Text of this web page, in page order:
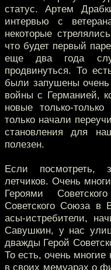
статус. Артем
интервью с
некоторые
что будет первый
еще два года
продвинуться. То
были запушены
войны с Германией,
новые только-
только начали
становления для
полезен.
Если посмотреть,
летчиков. Очень
Героями
Советского Союза в
асы-истребители,
Савушкин, у нас
дважды Герой
То есть, очень
в своих мемуарах о